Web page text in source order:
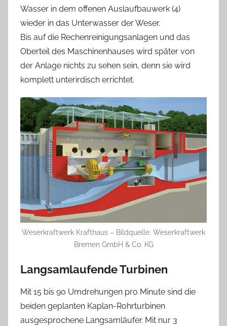
Wasser in dem offenen Auslaufbauwerk (4)
wieder in das Unterwasser der Weser.
Bis auf die Rechenreinigungsanlagen und das
Oberteil des Maschinenhauses wird später von
der Anlage nichts zu sehen sein, denn sie wird
komplett unterirdisch errichtet.
Weserkraftwerk Krafthaus – Bildquelle: Weserkraftwerk
Bremen GmbH & Co. KG
Langsamlaufende Turbinen
Mit 15 bis 90 Umdrehungen pro Minute sind die
beiden geplanten Kaplan-Rohrturbinen
ausgesprochene Langsamläufer. Mit nur 3